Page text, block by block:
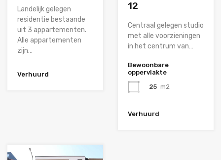
Landelijk gelegen
residentie bestaande
uit 3 appartementen.
Alle appartementen
zijn…
Verhuurd
12
Centraal gelegen studio
met alle voorzieningen
in het centrum van…
Bewoonbare
oppervlakte
25 m2
Verhuurd